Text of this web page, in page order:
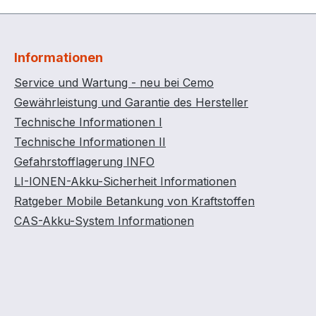
und
Mit 3
umlaufende
Dichtung
kranbar:
Ausführung
und
Krangestell
Arretierungsnocken und
Exzenterverschlüssen
Durch eine umlaufende
integrierte Dichtung
absolut
spritzwasserdicht
CEMbox kranbar:
Verstärkte Ausführung
mit Kranösen und
stabilem Krangestell
Informationen
Service und Wartung - neu bei Cemo
Gewährleistung und Garantie des Hersteller
Technische Informationen I
Technische Informationen II
Gefahrstofflagerung INFO
LI-IONEN-Akku-Sicherheit Informationen
Ratgeber Mobile Betankung von Kraftstoffen
CAS-Akku-System Informationen